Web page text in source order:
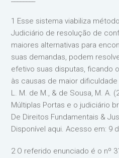
1 Esse sistema viabiliza
Judiciário de resolução de
maiores alternativas para
suas demandas, podem
efetivo suas disputas, ficando
às causas de maior
L. M. de M., & de Sousa, M. A.
Múltiplas Portas e o judiciário
De Direitos Fundamentais &
Disponível aqui. Acesso em: 9
2 O referido enunciado é o nº